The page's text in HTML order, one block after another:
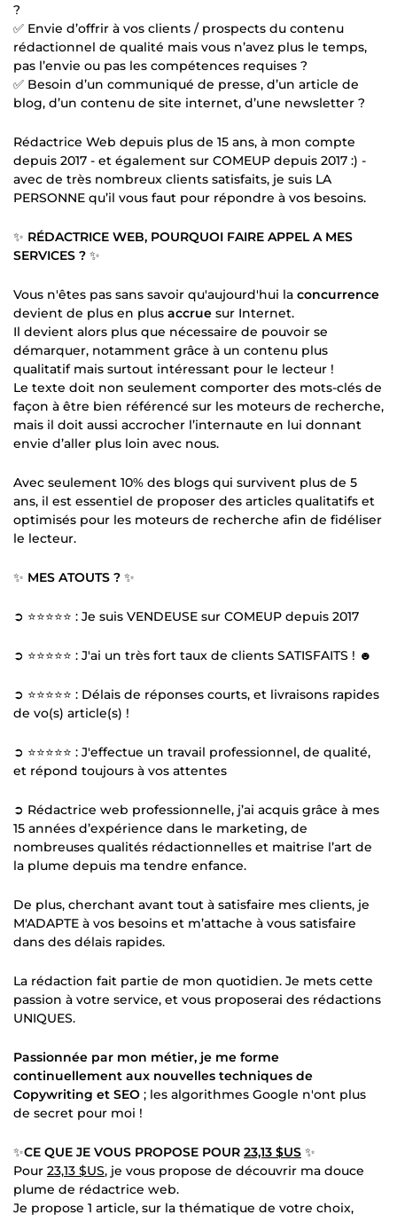
?
✅ Envie d’offrir à vos clients / prospects du contenu
rédactionnel de qualité mais vous n’avez plus le temps,
pas l’envie ou pas les compétences requises ?
✅ Besoin d’un communiqué de presse, d’un article de
blog, d’un contenu de site internet, d’une newsletter ?
Rédactrice Web depuis plus de 15 ans, à mon compte
depuis 2017 - et également sur COMEUP depuis 2017 :) -
avec de très nombreux clients satisfaits, je suis LA
PERSONNE qu’il vous faut pour répondre à vos besoins.
✨ RÉDACTRICE WEB, POURQUOI FAIRE APPEL A MES
SERVICES ? ✨
Vous n'êtes pas sans savoir qu'aujourd'hui la concurrence
devient de plus en plus accrue sur Internet.
Il devient alors plus que nécessaire de pouvoir se
démarquer, notamment grâce à un contenu plus
qualitatif mais surtout intéressant pour le lecteur !
Le texte doit non seulement comporter des mots-clés de
façon à être bien référencé sur les moteurs de recherche,
mais il doit aussi accrocher l’internaute en lui donnant
envie d’aller plus loin avec nous.
Avec seulement 10% des blogs qui survivent plus de 5
ans, il est essentiel de proposer des articles qualitatifs et
optimisés pour les moteurs de recherche afin de fidéliser
le lecteur.
✨ MES ATOUTS ? ✨
➲ ⭐⭐⭐⭐⭐ : Je suis VENDEUSE sur COMEUP depuis 2017
➲ ⭐⭐⭐⭐⭐ : J'ai un très fort taux de clients SATISFAITS ! ☻
➲ ⭐⭐⭐⭐⭐ : Délais de réponses courts, et livraisons rapides
de vo(s) article(s) !
➲ ⭐⭐⭐⭐⭐ : J'effectue un travail professionnel, de qualité,
et répond toujours à vos attentes
➲ Rédactrice web professionnelle, j’ai acquis grâce à mes
15 années d’expérience dans le marketing, de
nombreuses qualités rédactionnelles et maitrise l’art de
la plume depuis ma tendre enfance.
De plus, cherchant avant tout à satisfaire mes clients, je
M'ADAPTE à vos besoins et m’attache à vous satisfaire
dans des délais rapides.
La rédaction fait partie de mon quotidien. Je mets cette
passion à votre service, et vous proposerai des rédactions
UNIQUES.
Passionnée par mon métier, je me forme
continuellement aux nouvelles techniques de
Copywriting et SEO ; les algorithmes Google n'ont plus
de secret pour moi !
✨CE QUE JE VOUS PROPOSE POUR 23,13 $US ✨
Pour 23,13 $US, je vous propose de découvrir ma douce
plume de rédactrice web.
Je propose 1 article, sur la thématique de votre choix,